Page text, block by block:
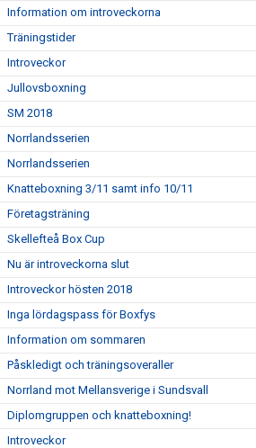
Information om introveckorna
Träningstider
Introveckor
Jullovsboxning
SM 2018
Norrlandsserien
Norrlandsserien
Knatteboxning 3/11 samt info 10/11
Företagsträning
Skellefteå Box Cup
Nu är introveckorna slut
Introveckor hösten 2018
Inga lördagspass för Boxfys
Information om sommaren
Påskledigt och träningsoveraller
Norrland mot Mellansverige i Sundsvall
Diplomgruppen och knatteboxning!
Introveckor